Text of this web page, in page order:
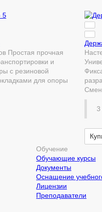
Простая прочная
и
с резиновой
для опоры
3
Обучение
Обучающие курсы
Документы
Оснащение
Лицензии
Преподаватели